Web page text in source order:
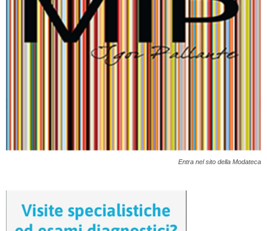
Entra nel sito della Modateca